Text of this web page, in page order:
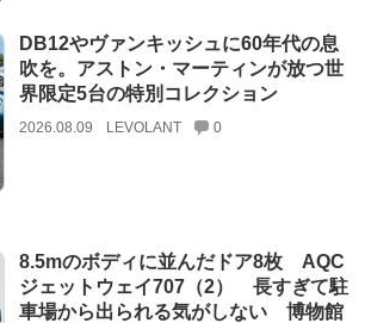
DB12やヴァンキッシュに60年代の息
吹を。アストン・マーティンが放つ世
界限定5台の特別コレクション
2026.08.09 LEVOLANT 0
8.5mのボディに並んだドア8枚 AQC
ジェットウェイ707（2） 長すぎて駐
車場から出られる気がしない 博物館